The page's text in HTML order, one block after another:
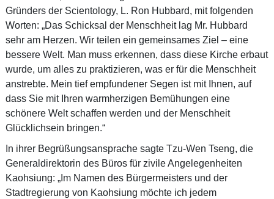
Gründers der Scientology, L. Ron Hubbard, mit folgenden
Worten: „Das Schicksal der Menschheit lag Mr. Hubbard
sehr am Herzen. Wir teilen ein gemeinsames Ziel – eine
bessere Welt. Man muss erkennen, dass diese Kirche erbaut
wurde, um alles zu praktizieren, was er für die Menschheit
anstrebte. Mein tief empfundener Segen ist mit Ihnen, auf
dass Sie mit Ihren warmherzigen Bemühungen eine
schönere Welt schaffen werden und der Menschheit
Glücklichsein bringen.“
In ihrer Begrüßungsansprache sagte Tzu-Wen Tseng, die
Generaldirektorin des Büros für zivile Angelegenheiten
Kaohsiung: „Im Namen des Bürgermeisters und der
Stadtregierung von Kaohsiung möchte ich jedem